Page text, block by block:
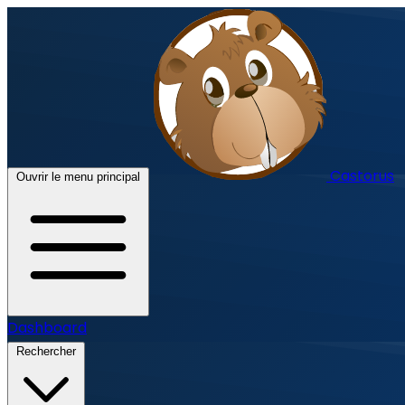
Ouvrir le menu principal Castorus
Dashboard
Rechercher